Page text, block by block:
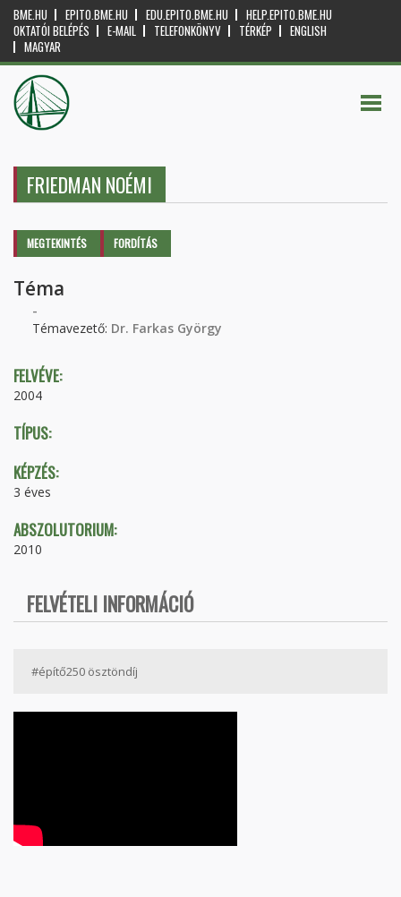
BME.HU EPITO.BME.HU EDU.EPITO.BME.HU
HELP.EPITO.BME.HU
OKTATÓI BELÉPÉS
E-MAIL TELEFONKÖNYV TÉRKÉP
ENGLISH
MAGYAR
FRIEDMAN NOÉMI
Elsődleges fülek
MEGTEKINTÉS (AKTÍVFORDÍTÁS
Téma
-
Témavezető: Dr. Farkas György
FELVÉVE:
2004
TÍPUS:
KÉPZÉS:
3 éves
ABSZOLUTORIUM:
2010
FELVÉTELI INFORMÁCIÓ
#építő250 ösztöndíj